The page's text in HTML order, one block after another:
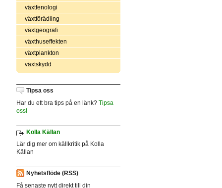
växtfenologi
växtförädling
växtgeografi
växthuseffekten
växtplankton
växtskydd
Tipsa oss
Har du ett bra tips på en länk? Tipsa
oss!
Kolla Källan
Lär dig mer om källkritik på Kolla
Källan
Nyhetsflöde (RSS)
Få senaste nytt direkt till din